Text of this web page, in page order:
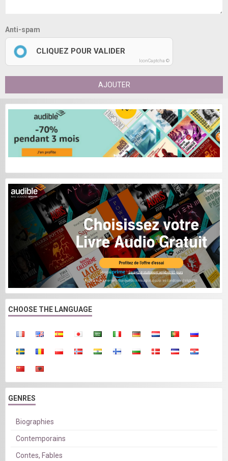
Anti-spam
CLIQUEZ POUR VALIDER
IconCaptcha ©
AJOUTER
CHOOSE THE LANGUAGE
GENRES
Biographies
Contemporains
Contes, Fables